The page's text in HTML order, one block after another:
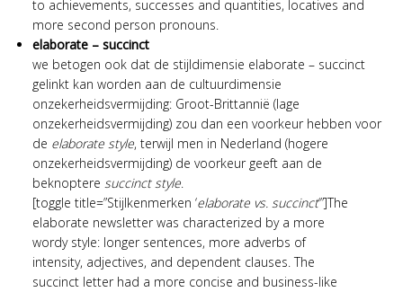
to achievements, successes and quantities, locatives and
more second person pronouns.
elaborate – succinct
we betogen ook dat de stijldimensie elaborate – succinct
gelinkt kan worden aan de cultuurdimensie
onzekerheidsvermijding: Groot-Brittannië (lage
onzekerheidsvermijding) zou dan een voorkeur hebben voor
de elaborate style, terwijl men in Nederland (hogere
onzekerheidsvermijding) de voorkeur geeft aan de
beknoptere succinct style.
[toggle title=”Stijlkenmerken ‘elaborate vs. succinct‘”]The
elaborate newsletter was characterized by a more
wordy style: longer sentences, more adverbs of
intensity, adjectives, and dependent clauses. The
succinct letter had a more concise and business-like